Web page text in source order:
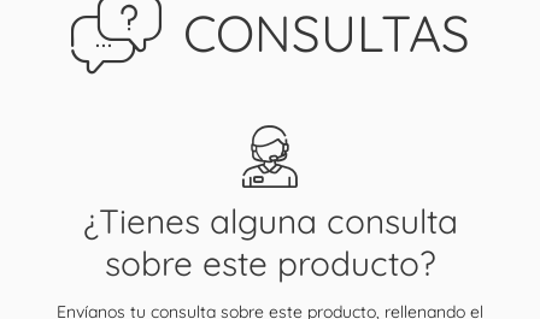
CONSULTAS
¿Tienes alguna consulta
sobre este producto?
Envíanos tu consulta sobre este producto, rellenando el